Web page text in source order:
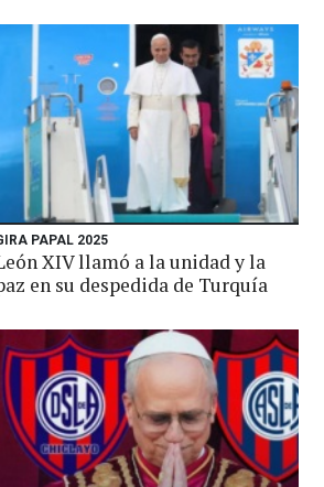
PAPAL 2025
XIV llamó a la unidad y la
en su despedida de Turquía